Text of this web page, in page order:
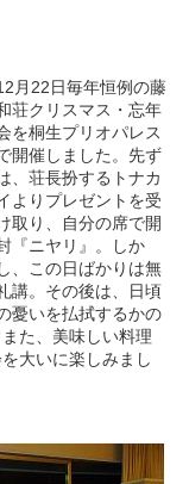
月22日毎年恒例の藤
荘クリスマス・忘年
を桐生プリオパレス
開催しました。先ず
、荘長扮するトナカ
よりプレゼントを受
取り、自分の席で開
『ニヤリ』。しか
し、この日ばかりは無
講。その後は、日頃
憂いを払拭するかの
た、美味しい料理
大いに楽しみまし